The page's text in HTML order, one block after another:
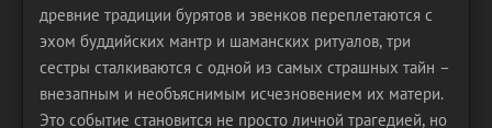
древние традиции бурятов и эвенков переплетаются с
эхом буддийских мантр и шаманских ритуалов, три
сестры сталкиваются с одной из самых страшных тайн –
внезапным и необъяснимым исчезновением их матери.
Это событие становится не просто личной трагедией, но